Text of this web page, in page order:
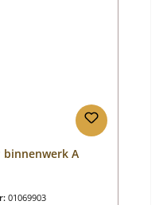
binnenwerk A
01069903